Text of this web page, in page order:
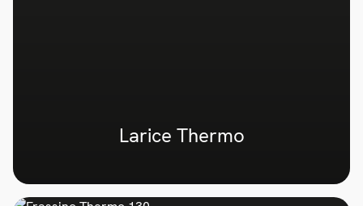
Larice Thermo